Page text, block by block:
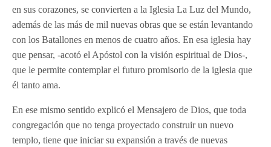
en sus corazones, se convierten a la Iglesia La Luz del Mundo,
además de las más de mil nuevas obras que se están levantando
con los Batallones en menos de cuatro años. En esa iglesia hay
que pensar, -acotó el Apóstol con la visión espiritual de Dios-,
que le permite contemplar el futuro promisorio de la iglesia que
él tanto ama.
En ese mismo sentido explicó el Mensajero de Dios, que toda
congregación que no tenga proyectado construir un nuevo
templo, tiene que iniciar su expansión a través de nuevas